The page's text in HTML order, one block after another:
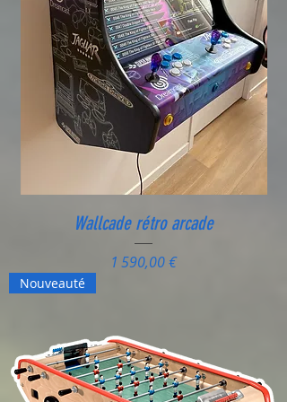
Wallcade rétro arcade
Prix
1 590,00 €
Nouveauté